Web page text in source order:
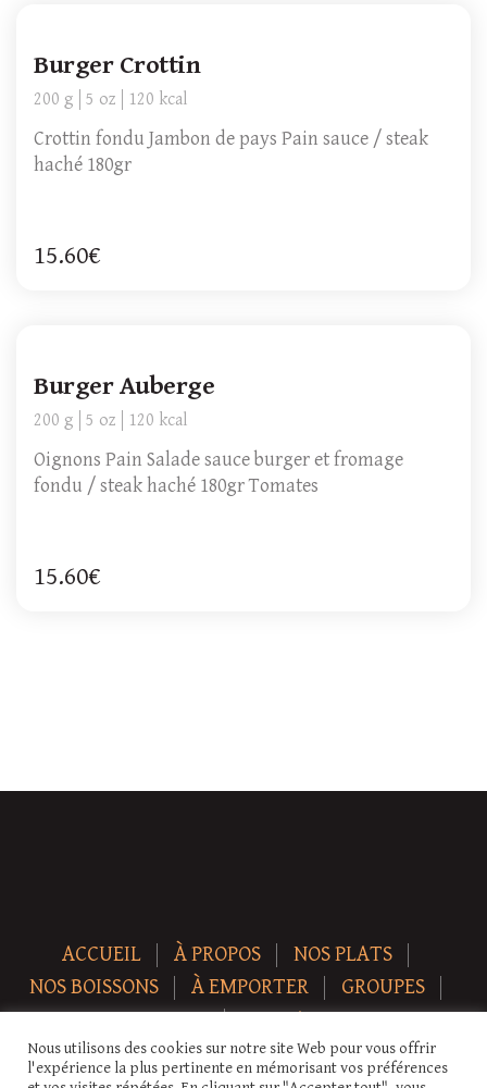
Burger Crottin
200 g 5 oz 120 kcal
Crottin fondu Jambon de pays Pain sauce / steak
haché 180gr
15.60€
Burger Auberge
200 g 5 oz 120 kcal
Oignons Pain Salade sauce burger et fromage
fondu / steak haché 180gr Tomates
15.60€
ACCUEIL À PROPOS
NOS PLATS
NOS BOISSONS
À EMPORTER
GROUPES
NEWS
CONTACT
Copyright © 2026 Auberge-ecurie. Tous droits réservés.
Nous utilisons des cookies sur notre site Web pour vous offrir
l'expérience la plus pertinente en mémorisant vos préférences